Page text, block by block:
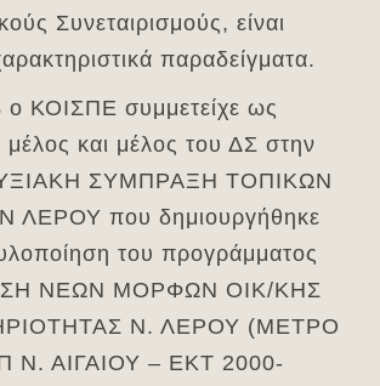
Συνεταιρισμούς, είναι
παραδείγματα.
ο ΚΟΙΣΠΕ συμμετείχε ως
μέλος και μέλος του ΔΣ στην
ΣΥΜΠΡΑΞΗ ΤΟΠΙΚΩΝ
ΛΕΡΟΥ που δημιουργήθηκε
του προγράμματος
ΝΕΩΝ ΜΟΡΦΩΝ ΟΙΚ/ΚΗΣ
Ν. ΛΕΡΟΥ (ΜΕΤΡΟ
Ν. ΑΙΓΑΙΟΥ – ΕΚΤ 2000-